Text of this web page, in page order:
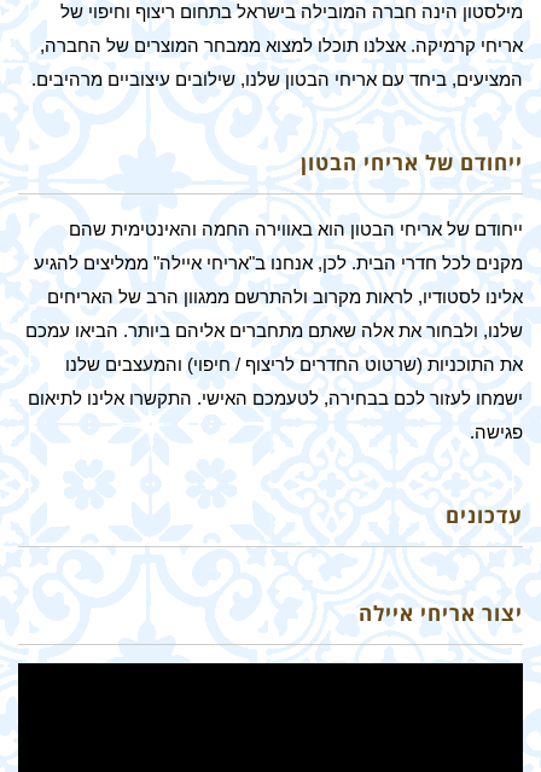
מילסטון הינה חברה המובילה בישראל בתחום ריצוף וחיפוי של
אריחי קרמיקה. אצלנו תוכלו למצוא ממבחר המוצרים של החברה,
המציעים, ביחד עם אריחי הבטון שלנו, שילובים עיצוביים מרהיבים.
ייחודם של אריחי הבטון
ייחודם של אריחי הבטון הוא באווירה החמה והאינטימית שהם
מקנים לכל חדרי הבית. לכן, אנחנו ב"אריחי איילה" ממליצים להגיע
אלינו לסטודיו, לראות מקרוב ולהתרשם ממגוון הרב של האריחים
שלנו, ולבחור את אלה שאתם מתחברים אליהם ביותר. הביאו עמכם
את התוכניות (שרטוט החדרים לריצוף / חיפוי) והמעצבים שלנו
ישמחו לעזור לכם בבחירה, לטעמכם האישי. התקשרו אלינו לתיאום
פגישה.
עדכונים
יצור אריחי איילה